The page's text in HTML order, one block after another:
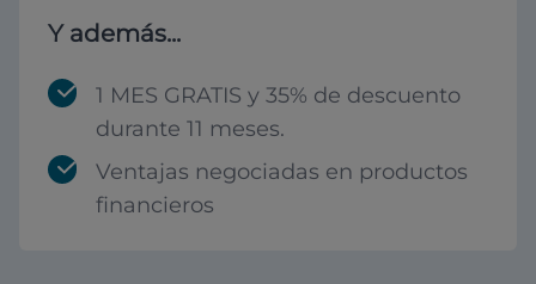
Y además...
1 MES GRATIS y 35% de descuento
durante 11 meses.
Ventajas negociadas en productos
financieros